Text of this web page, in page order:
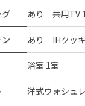
グ あり 共用TV
あり IHクッ
浴室 1室
洋式ウォシュ